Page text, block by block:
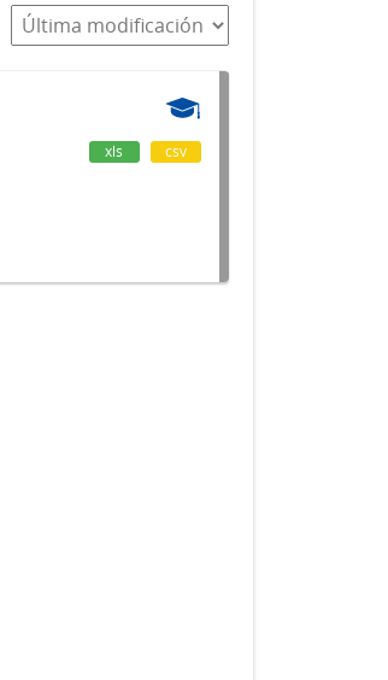
xls csv